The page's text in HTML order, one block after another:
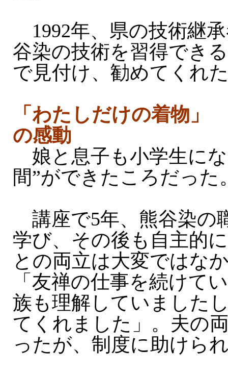
1992年、県の技術継
谷染の技術を習得でき
で見付け、勧めてくれ
「わたしだけの着物」
の感動
娘と息子も小学生に
間”ができたころだった
講座で5年、熊谷染の
学び、その後も自主的
との両立は大変ではな
「友禅の仕事を続けて
族も理解していました
てくれました」。夫の
ったが、制度に助けら